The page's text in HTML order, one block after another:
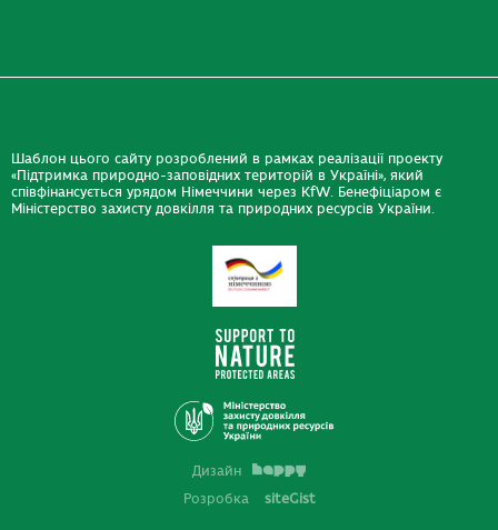
Шаблон цього сайту розроблений в рамках реалізації проекту
«Підтримка природно-заповідних територій в Україні», який
співфінансується урядом Німеччини через KfW. Бенефіціаром є
Міністерство захисту довкілля та природних ресурсів України.
Дизайн
Розробка
siteGist